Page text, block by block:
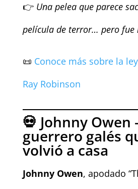
👉 Una pelea que parece
película de terror… pero fue
📜 Conoce más sobre la
Ray Robinson
💀 Johnny Owen
guerrero galés
volvió a casa
Johnny Owen, apodado